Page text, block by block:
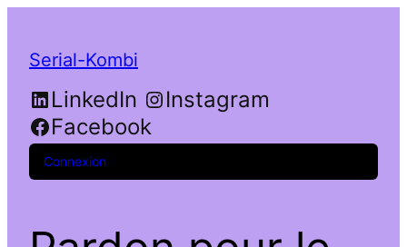
Serial-Kombi
LinkedIn
Instagram
Facebook
Connexion